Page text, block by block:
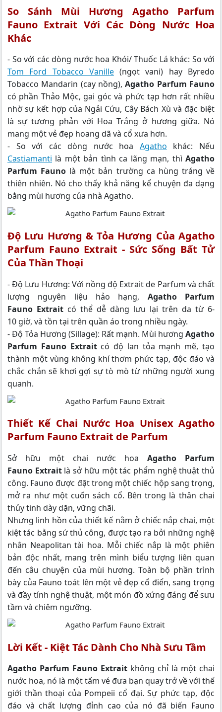
So Sánh Mùi Hương Agatho Parfum
Fauno Extrait Với Các Dòng Nước Hoa
Khác
- So với các dòng nước hoa Khói/ Thuốc Lá khác: So với
Tom Ford Tobacco Vanille(ngọt vani) hay Byredo
Tobacco Mandarin (cay nồng),Agatho Parfum Fauno
có phần Thảo Mộc, gai góc và phức tạp hơn rất nhiều
nhờ sự kết hợp của Ngải Cứu, Cây Bách Xù và đặc biệt
là sự tương phản với Hoa Trắng ở hương giữa. Nó
mang một vẻ đẹp hoang dã và cổ xưa hơn.
- So với các dòng nước hoa Agatho khác: Nếu
Castiamanti là một bản tình ca lãng mạn, thì Agatho
Parfum Fauno là một bản trường ca hùng tráng về
thiên nhiên. Nó cho thấy khả năng kể chuyện đa dạng
bằng mùi hương của nhà Agatho.
Độ Lưu Hương & Tỏa Hương Của Agatho
Parfum Fauno Extrait - Sức Sống Bất Tử
Của Thần Thoại
- Độ Lưu Hương: Với nồng độ Extrait de Parfum và chất
lượng nguyên liệu hảo hạng, Agatho Parfum
Fauno Extrait có thể dễ dàng lưu lại trên da từ 6-
10 giờ, và tồn tại trên quần áo trong nhiều ngày.
- Độ Tỏa Hương (Sillage): Rất mạnh. Mùi hương Agatho
Parfum Fauno Extrait có độ lan tỏa mạnh mẽ, tạo
thành một vùng không khí thơm phức tạp, độc đáo và
chắc chắn sẽ khơi gợi sự tò mò từ những người xung
quanh.
Thiết Kế Chai Nước Hoa Unisex Agatho
Parfum Fauno Extrait de Parfum
Sở hữu một chai nước hoa Agatho Parfum
Fauno Extraitlà sở hữu một tác phẩm nghệ thuật thủ
công. Fauno được đặt trong một chiếc hộp sang trọng,
mở ra như một cuốn sách cổ. Bên trong là thân chai
thủy tinh dày dặn, vững chãi.
Nhưng linh hồn của thiết kế nằm ở chiếc nắp chai, một
kiệt tác bằng sứ thủ công, được tạo ra bởi những nghệ
nhân Neapolitan tài hoa. Mỗi chiếc nắp là một phiên
bản độc nhất, mang trên mình biểu tượng liên quan
đến câu chuyện của mùi hương. Toàn bộ phần trình
bày của Fauno toát lên một vẻ đẹp cổ điển, sang trọng
và đầy tính nghệ thuật, một món đồ xứng đáng để sưu
tầm và chiêm ngưỡng.
Lời Kết - Kiệt Tác Dành Cho Nhà Sưu Tầm
Agatho Parfum Fauno Extrait không chỉ là một chai
nước hoa, nó là một tấm vé đưa bạn quay trở về với thế
giới thần thoại của Pompeii cổ đại. Sự phức tạp, độc
đáo và chất lượng đỉnh cao của nó đã biến Fauno